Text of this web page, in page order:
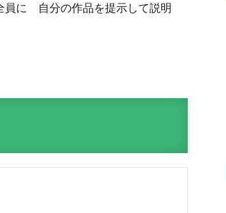
員に 自分の作品を提示して説明